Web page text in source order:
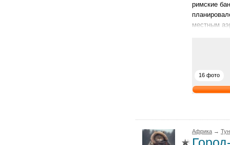
римские
местным
16 фото
Африка →